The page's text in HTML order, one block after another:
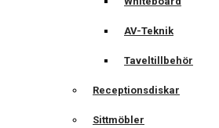
AV-Teknik
Taveltillbehör
Receptionsdiskar
Sittmöbler